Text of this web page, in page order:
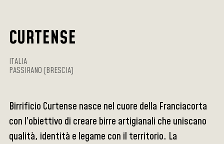
CURTENSE
ITALIA
PASSIRANO (BRESCIA)
Birrificio Curtense nasce nel cuore della Franciacorta
con l’obiettivo di creare birre artigianali che uniscano
qualità, identità e legame con il territorio. La